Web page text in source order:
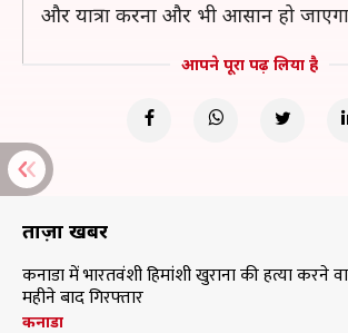
और यात्रा करना और भी आसान हो
आपने पूरा पढ़ लिया है
ताज़ा खबरें
कनाडा में भारतवंशी हिमांशी खुराना की हत्या करने
महीने बाद गिरफ्तार
कनाडा